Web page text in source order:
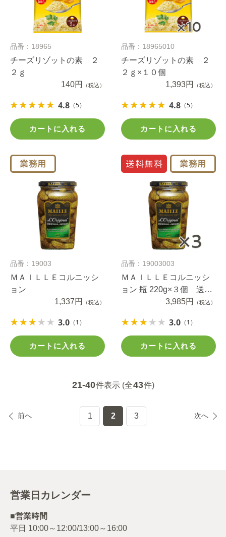
品番：18965
チーズリゾットの素 ２
２ｇ
140円
（税込）
4.8 （5）
カートに入れる
品番：18965010
チーズリゾットの素 ２
２ｇ×１０個
1,393円
（税込）
4.8 （5）
カートに入れる
品番：19003
ＭＡＩＬＬＥコルニッシ
ョン
1,337円
（税込）
3.0 （1）
カートに入れる
品番：19003003
ＭＡＩＬＬＥコルニッシ
ョン 瓶 220g×３個 送料
無料（当社負担）
3,985円 （税込）
3.0 （1）
カートに入れる
21-40件表示 (全43件)
前へ 1 2 3 次へ
営業日カレンダー
■営業時間